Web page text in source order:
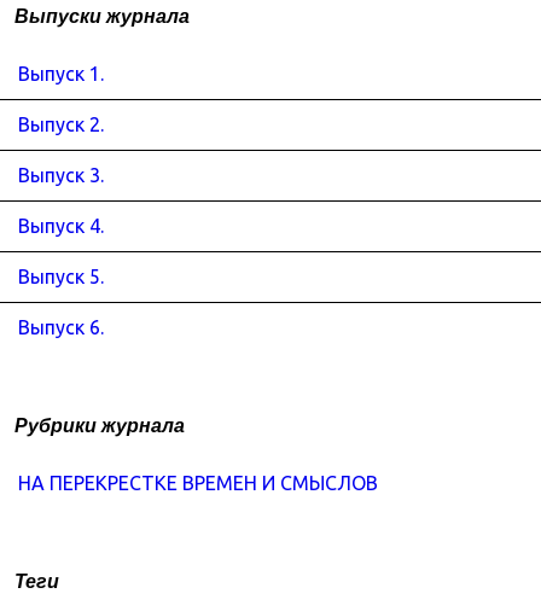
Выпуски журнала
Выпуск 1.
Выпуск 2.
Выпуск 3.
Выпуск 4.
Выпуск 5.
Выпуск 6.
Рубрики журнала
НА ПЕРЕКРЕСТКЕ ВРЕМЕН И СМЫСЛОВ
Теги